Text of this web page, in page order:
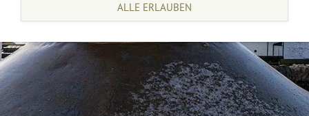
ALLE ERLAUBEN